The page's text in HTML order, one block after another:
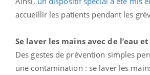
accueillir les patients pendant les
Se laver les mains avec de l’eau
Des gestes de prévention simples
une contamination : se laver les